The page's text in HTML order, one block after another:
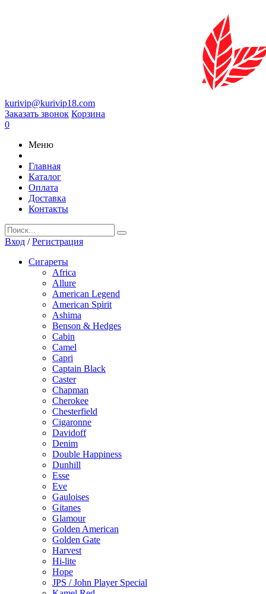
kurivip@kurivip18.com
Заказать звонок Корзина
0
Меню
Главная
Каталог
Оплата
Доставка
Контакты
Вход /Регистрация
Сигареты
Africa
Allure
American Legend
American Spirit
Ashima
Benson & Hedges
Cabin
Camel
Capri
Captain Black
Caster
Chapman
Cherokee
Chesterfield
Cigaronne
Davidoff
Denim
Double Happiness
Dunhill
Esse
Eve
Gauloises
Gitanes
Glamour
Golden American
Golden Gate
Harvest
Hi-lite
Hope
JPS / John Player Special